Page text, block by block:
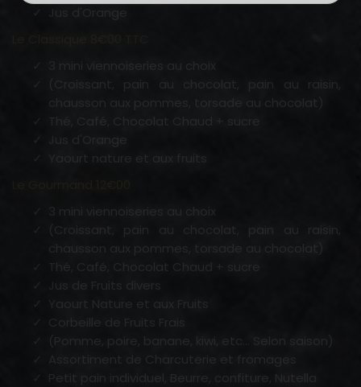
3 mini viennoiseries au choix
Jus d'Orange
Yaourt nature et aux fruits
3 mini viennoiseries au choix
chausson aux pommes, torsade au chocolat)
Jus de Fruits divers
Yaourt Nature et aux Fruits
Corbeille de Fruits Frais
(Pomme, poire, banane, kiwi, etc... Selon saison)
Assortiment de Charcuterie et fromages
Petit pain individuel, Beurre, confiture, Nutella